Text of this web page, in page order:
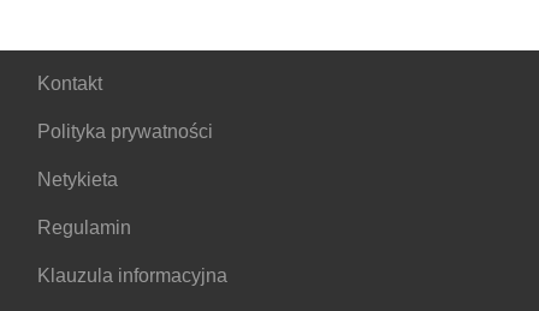
Kontakt
Polityka prywatności
Netykieta
Regulamin
Klauzula informacyjna